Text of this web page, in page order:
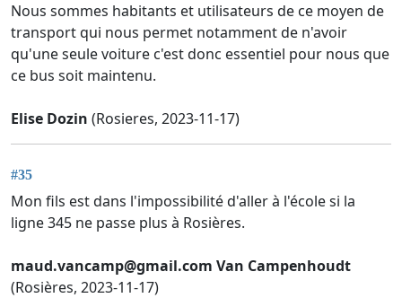
Nous sommes habitants et utilisateurs de ce moyen de
transport qui nous permet notamment de n'avoir
qu'une seule voiture c'est donc essentiel pour nous que
ce bus soit maintenu.
Elise Dozin (Rosieres, 2023-11-17)
#35
Mon fils est dans l'impossibilité d'aller à l'école si la
ligne 345 ne passe plus à Rosières.
maud.vancamp@gmail.com Van Campenhoudt
(Rosières, 2023-11-17)